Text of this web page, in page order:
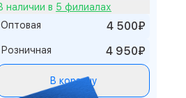
В наличии в 5 филиалах
Оптовая
4 500₽
Розничная 4 950₽
В корзину